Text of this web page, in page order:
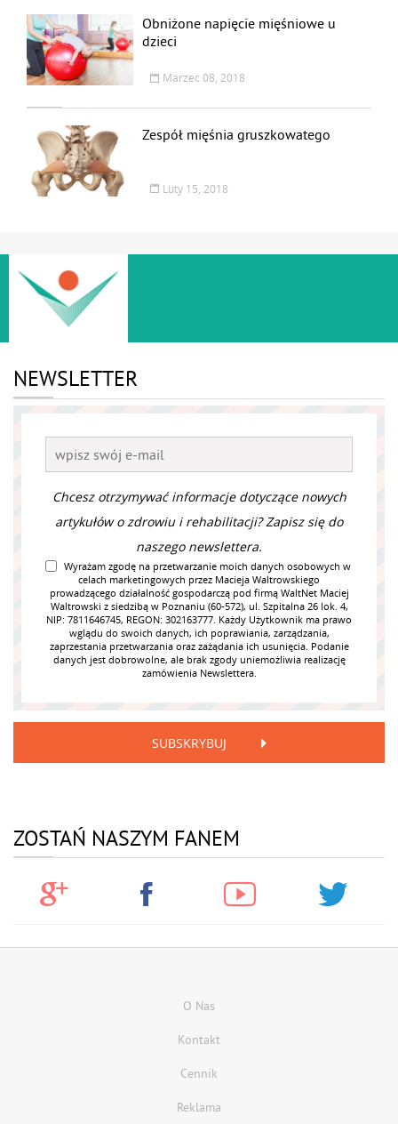
Obniżone napięcie mięśniowe u
dzieci
Marzec 08, 2018
Zespół mięśnia gruszkowatego
Luty 15, 2018
NEWSLETTER
Chcesz otrzymywać informacje dotyczące nowych
artykułów o zdrowiu i rehabilitacji? Zapisz się do
naszego newslettera.
Wyrażam zgodę na przetwarzanie moich danych osobowych w
celach marketingowych przez Macieja Waltrowskiego
prowadzącego działalność gospodarczą pod firmą WaltNet Maciej
Waltrowski z siedzibą w Poznaniu (60-572), ul. Szpitalna 26 lok. 4,
NIP: 7811646745, REGON: 302163777. Każdy Użytkownik ma prawo
wglądu do swoich danych, ich poprawiania, zarządzania,
zaprzestania przetwarzania oraz zażądania ich usunięcia. Podanie
danych jest dobrowolne, ale brak zgody uniemożliwia realizację
zamówienia Newslettera.
SUBSKRYBUJ
ZOSTAŃ NASZYM FANEM
O Nas
Kontakt
Cennik
Reklama